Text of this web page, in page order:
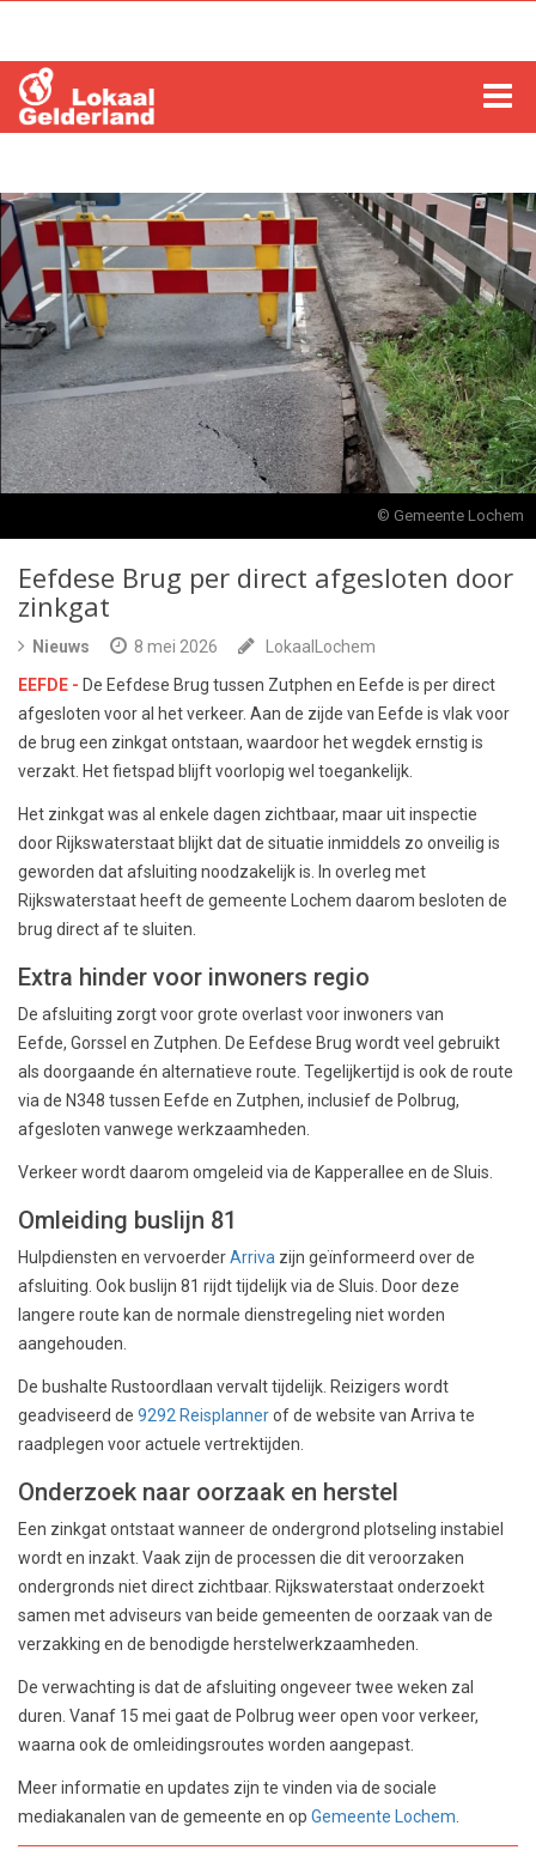
LOCHEM
ZUTPHEN
COLUMNS
RADIO
ZOEKEN
© Gemeente Lochem
Eefdese Brug per direct afgesloten door
zinkgat
Nieuws 8 mei 2026
LokaalLochem
EEFDE - De Eefdese Brug tussen Zutphen en Eefde is per direct
afgesloten voor al het verkeer. Aan de zijde van Eefde is vlak voor
de brug een zinkgat ontstaan, waardoor het wegdek ernstig is
verzakt. Het fietspad blijft voorlopig wel toegankelijk.
Het zinkgat was al enkele dagen zichtbaar, maar uit inspectie
door Rijkswaterstaat blijkt dat de situatie inmiddels zo onveilig is
geworden dat afsluiting noodzakelijk is. In overleg met
Rijkswaterstaat heeft de gemeente Lochem daarom besloten de
brug direct af te sluiten.
Extra hinder voor inwoners regio
De afsluiting zorgt voor grote overlast voor inwoners van
Eefde, Gorssel en Zutphen. De Eefdese Brug wordt veel gebruikt
als doorgaande én alternatieve route. Tegelijkertijd is ook de route
via de N348 tussen Eefde en Zutphen, inclusief de Polbrug,
afgesloten vanwege werkzaamheden.
Verkeer wordt daarom omgeleid via de Kapperallee en de Sluis.
Omleiding buslijn 81
Hulpdiensten en vervoerderArriva zijn geïnformeerd over de
afsluiting. Ook buslijn 81 rijdt tijdelijk via de Sluis. Door deze
langere route kan de normale dienstregeling niet worden
aangehouden.
De bushalte Rustoordlaan vervalt tijdelijk. Reizigers wordt
geadviseerd de 9292 Reisplannerof de website van Arriva te
raadplegen voor actuele vertrektijden.
Onderzoek naar oorzaak en herstel
Een zinkgat ontstaat wanneer de ondergrond plotseling instabiel
wordt en inzakt. Vaak zijn de processen die dit veroorzaken
ondergronds niet direct zichtbaar. Rijkswaterstaat onderzoekt
samen met adviseurs van beide gemeenten de oorzaak van de
verzakking en de benodigde herstelwerkzaamheden.
De verwachting is dat de afsluiting ongeveer twee weken zal
duren. Vanaf 15 mei gaat de Polbrug weer open voor verkeer,
waarna ook de omleidingsroutes worden aangepast.
Meer informatie en updates zijn te vinden via de sociale
mediakanalen van de gemeente en op Gemeente Lochem